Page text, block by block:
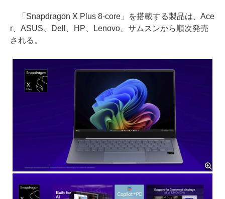
「Snapdragon X Plus 8-core」を搭載する製品は、Ace
r、ASUS、Dell、HP、Lenovo、サムスンから順次発売
される。